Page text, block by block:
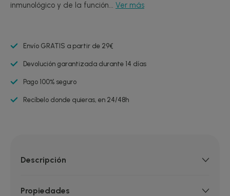
inmunológico y de la función... Ver más
Envío GRATIS a partir de 29€
Devolución garantizada durante 14 días
Pago 100% seguro
Recíbelo donde quieras, en 24/48h
Descripción
Propiedades